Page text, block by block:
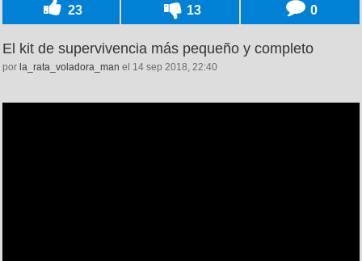
23 13 0
El kit de supervivencia más pequeño y completo
por la_rata_voladora_man el 14 sep 2018, 22:40